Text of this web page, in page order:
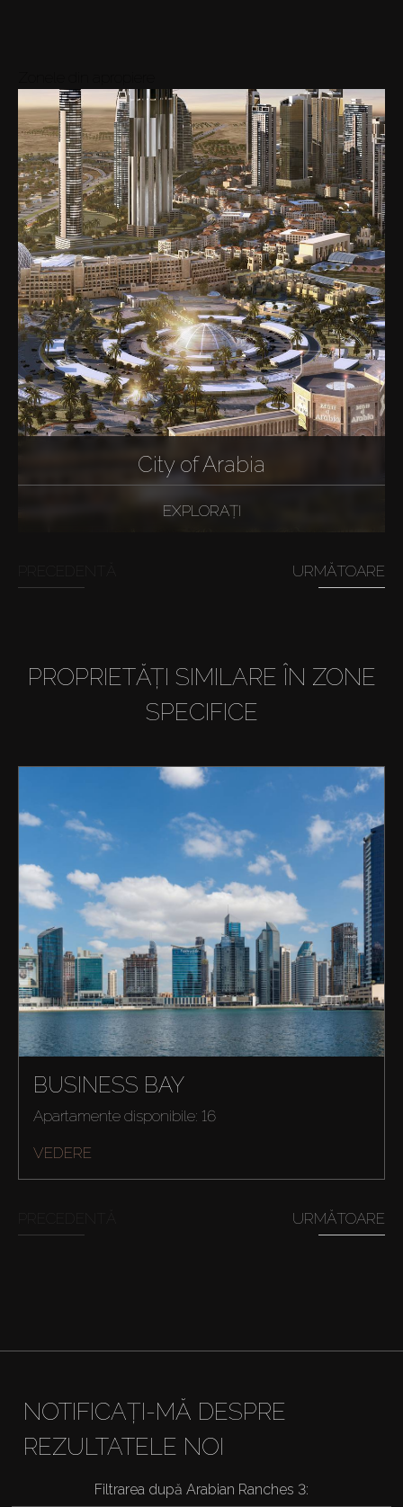
City of Arabia
EXPLORAȚI
URMĂTOARE
PROPRIETĂȚI SIMILARE ÎN ZONE
SPECIFICE
BUSINESS BAY
Apartamente disponibile: 16
VEDERE
URMĂTOARE
NOTIFICAȚI-MĂ DESPRE
REZULTATELE NOI
Filtrarea după Arabian Ranches 3: